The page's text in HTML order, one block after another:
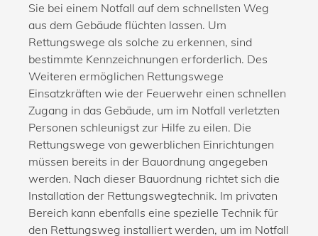
Sie bei einem Notfall auf dem schnellsten Weg
aus dem Gebäude flüchten lassen. Um
Rettungswege als solche zu erkennen, sind
bestimmte Kennzeichnungen erforderlich. Des
Weiteren ermöglichen Rettungswege
Einsatzkräften wie der Feuerwehr einen schnellen
Zugang in das Gebäude, um im Notfall verletzten
Personen schleunigst zur Hilfe zu eilen. Die
Rettungswege von gewerblichen Einrichtungen
müssen bereits in der Bauordnung angegeben
werden. Nach dieser Bauordnung richtet sich die
Installation der Rettungswegtechnik. Im privaten
Bereich kann ebenfalls eine spezielle Technik für
den Rettungsweg installiert werden, um im Notfall